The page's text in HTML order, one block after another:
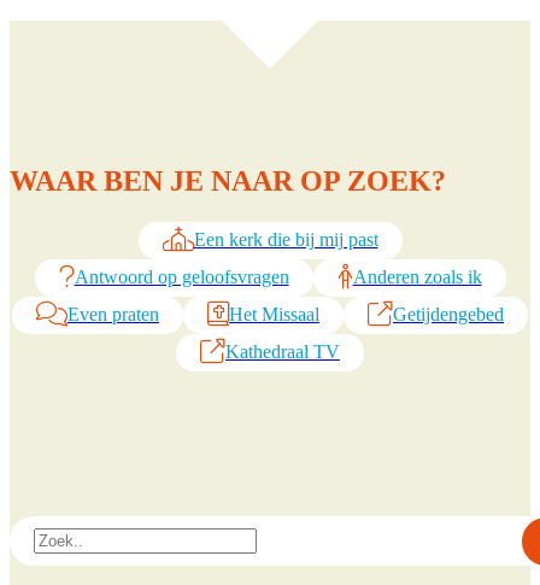
WAAR BEN JE NAAR OP ZOEK?
Een kerk die bij mij past
Antwoord op geloofsvragen
Anderen zoals ik
Even praten
Het Missaal
Getijdengebed
Kathedraal TV